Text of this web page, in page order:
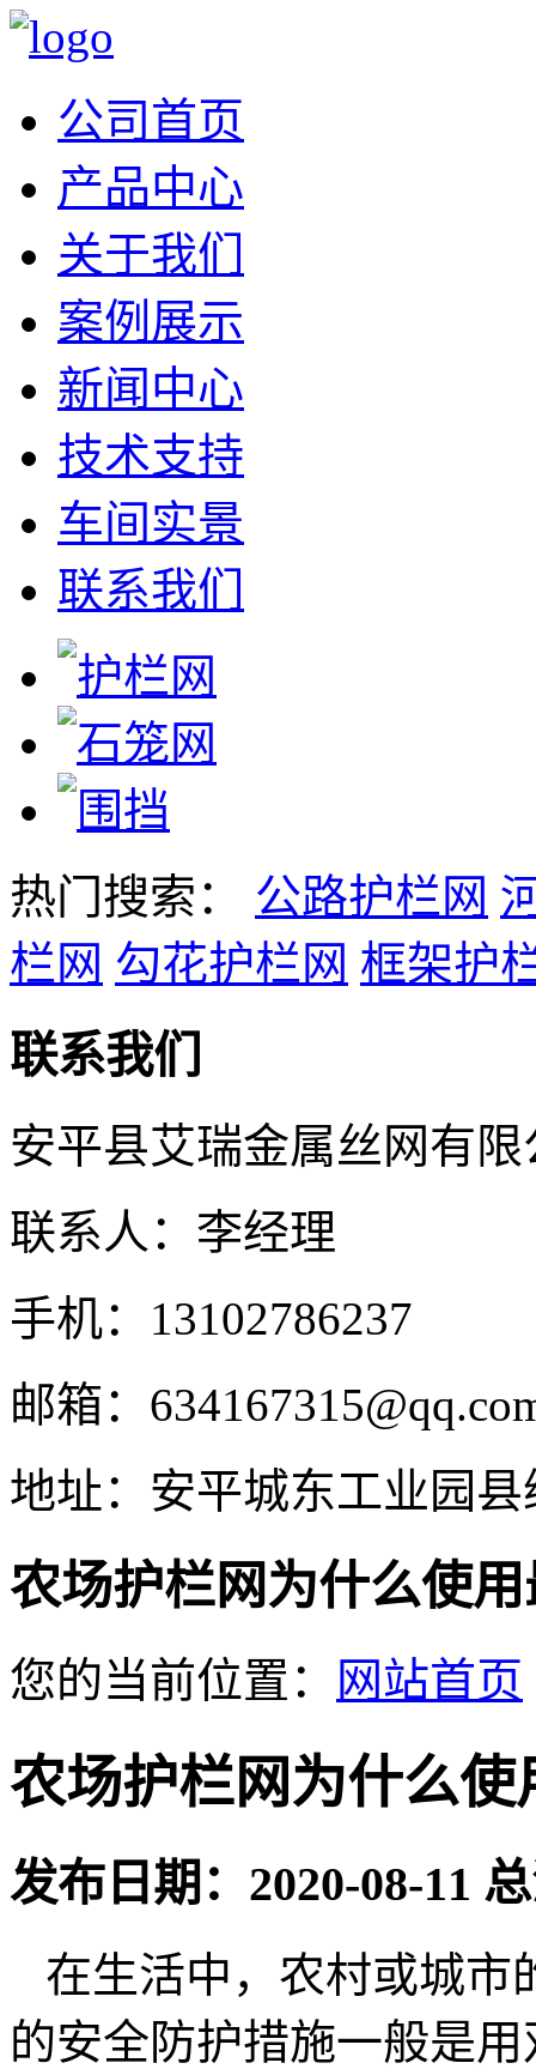
公司首页
产品中心
关于我们
案例展示
新闻中心
技术支持
车间实景
联系我们
热门搜索： 公路护栏网
栏网 勾花护栏网 框架护
联系我们
安平县艾瑞金属丝网有限
联系人：李经理
手机：13102786237
邮箱：
地址：安平城东工业园县
农场护栏网为什么使
您的当前位置： 网站首页
农场护栏网为什么
发布日期：2020-08-11
在生活中，农村或城市
的安全防护措施一般是